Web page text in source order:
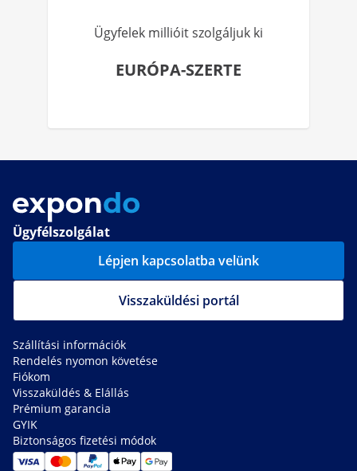
Ügyfelek millióit szolgáljuk ki
EURÓPA-SZERTE
Ügyfélszolgálat
Lépjen kapcsolatba velünk
Visszaküldési portál
Szállítási információk
Rendelés nyomon követése
Fiókom
Visszaküldés & Elállás
Prémium garancia
GYIK
Biztonságos fizetési módok